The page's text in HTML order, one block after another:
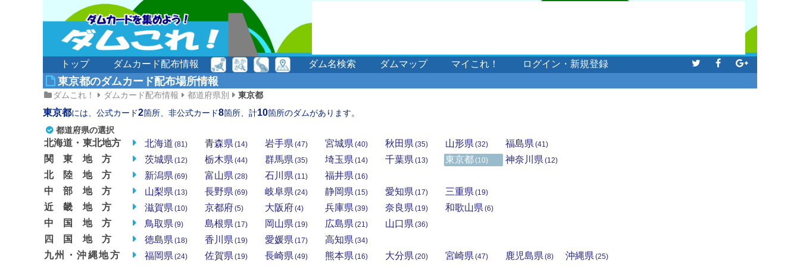
トップ ダムカード配布情報 ダム名検索 ダムマップ マイこれ！ ログイン・新規登録
東京都のダムカード配布場所情報
ダムこれ！ ダムカード配布情報 都道府県別 東京都
東京都には、公式カード2箇所、非公式カード8箇所、計10箇所のダムがあります。
都道府県の選択
北海道・東北地方 北海道 (81) 青森県 (14) 岩手県 (47) 宮城県 (40) 秋田県 (35) 山形県 (32) 福島県 (41)
関東地方 茨城県 (12) 栃木県 (44) 群馬県 (35) 埼玉県 (14) 千葉県 (13) 東京都 (10) 神奈川県 (12)
北陸地方 新潟県 (69) 富山県 (28) 石川県 (11) 福井県 (16)
中部地方 山梨県 (13) 長野県 (69) 岐阜県 (24) 静岡県 (15) 愛知県 (17) 三重県 (19)
近畿地方 滋賀県 (10) 京都府(5) 大阪府(4) 兵庫県 (39) 奈良県 (19) 和歌山県 (6)
中国地方 鳥取県 (9) 島根県 (17) 岡山県 (19) 広島県 (21) 山口県 (36)
四国地方 徳島県 (18) 香川県 (19) 愛媛県 (17) 高知県 (34)
九州・沖縄地方 福岡県 (24) 佐賀県 (19) 長崎県 (49) 熊本県 (16) 大分県 (20) 宮崎県 (47) 鹿児島県 (8) 沖縄県 (25)